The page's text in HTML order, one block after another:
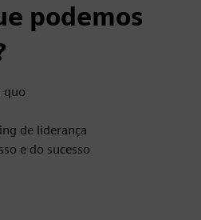
podemos
quo
de liderança
e do sucesso